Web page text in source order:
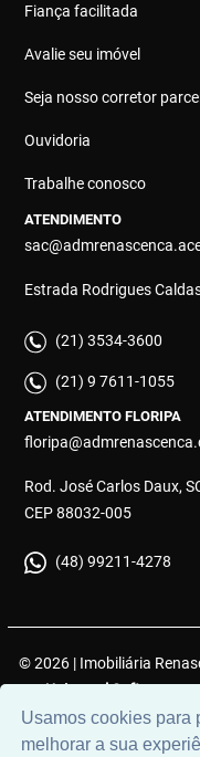
Usamos cookies para
melhorar a sua
Fiança facilitada
Avalie seu imóvel
Seja nosso corretor
Ouvidoria
Trabalhe conosco
ATENDIMENTO
Estrada Rodrigues
(21) 3534-3600
(21) 9 7611-1055
ATENDIMENTO FLORIPA
Rod. José Carlos Daux,
CEP 88032-005
(48) 99211-4278
© 2026 | Imobiliária
porUniversal Software.